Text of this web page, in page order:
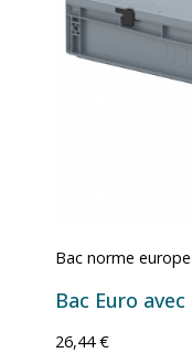
Bac norme europe
26,44 €